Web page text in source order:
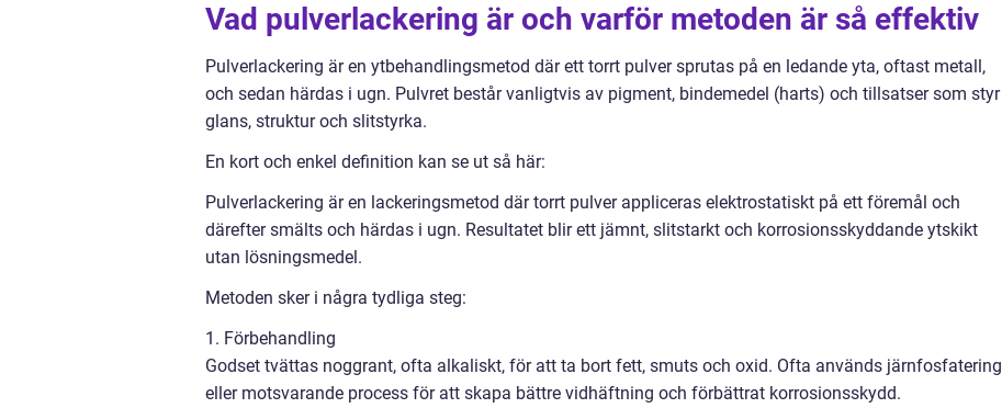
Vad pulverlackering är och varför metoden är så effektiv
Pulverlackering är en ytbehandlingsmetod där ett torrt pulver sprutas på en ledande yta, oftast metall,
och sedan härdas i ugn. Pulvret består vanligtvis av pigment, bindemedel (harts) och tillsatser som styr
glans, struktur och slitstyrka.
En kort och enkel definition kan se ut så här:
Pulverlackering är en lackeringsmetod där torrt pulver appliceras elektrostatiskt på ett föremål och
därefter smälts och härdas i ugn. Resultatet blir ett jämnt, slitstarkt och korrosionsskyddande ytskikt
utan lösningsmedel.
Metoden sker i några tydliga steg:
1. Förbehandling
Godset tvättas noggrant, ofta alkaliskt, för att ta bort fett, smuts och oxid. Ofta används järnfosfatering
eller motsvarande process för att skapa bättre vidhäftning och förbättrat korrosionsskydd.